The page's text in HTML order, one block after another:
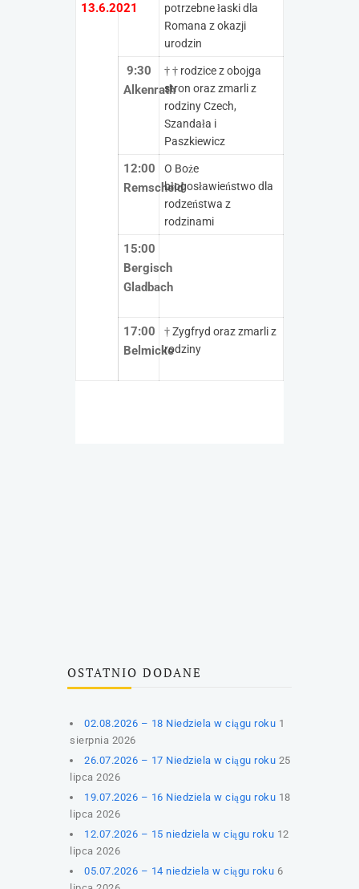
13.6.2021
potrzebne łaski dla
Romana z okazji
urodzin
9:30
Alkenrath
† † rodzice z obojga
stron oraz zmarli z
rodziny Czech,
Szandała i
Paszkiewicz
12:00
Remscheid
O Boże
błogosławieństwo dla
rodzeństwa z
rodzinami
15:00
Bergisch
Gladbach
17:00
Belmicke
† Zygfryd oraz zmarli z
rodziny
OSTATNIO DODANE
02.08.2026 – 18 Niedziela w ciągu roku 1
sierpnia 2026
26.07.2026 – 17 Niedziela w ciągu roku 25
lipca 2026
19.07.2026 – 16 Niedziela w ciągu roku 18
lipca 2026
12.07.2026 – 15 niedziela w ciągu roku 12
lipca 2026
05.07.2026 – 14 niedziela w ciągu roku 6